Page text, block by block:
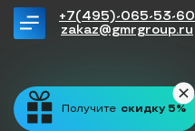
+7(495)-065-53-60
zakaz@gmrgroup.ru
Получите скидку 5%